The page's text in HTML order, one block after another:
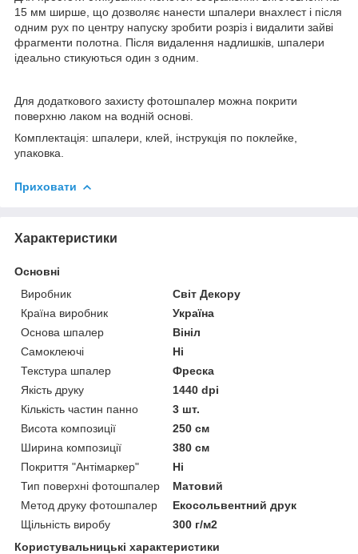
15 мм ширше, що дозволяє нанести шпалери внахлест і після
одним рух по центру напуску зробити розріз і видалити зайві
фрагменти полотна. Після видалення надлишків, шпалери
ідеально стикуються один з одним.
Для додаткового захисту фотошпалер можна покрити
поверхню лаком на водній основі.
Комплектація: шпалери, клей, інструкція по поклейке,
упаковка.
Приховати
Характеристики
Основні
Виробник
Світ Декору
Країна виробник
Україна
Основа шпалер
Вініл
Самоклеючі
Ні
Текстура шпалер
Фреска
Якість друку
1440 dpi
Кількість частин панно
3 шт.
Висота композиції
250 см
Ширина композиції
380 см
Покриття "Антімаркер"
Ні
Тип поверхні фотошпалер
Матовий
Метод друку фотошпалер
Екосольвентний друк
Щільність виробу
300 г/м2
Користувальницькі характеристики